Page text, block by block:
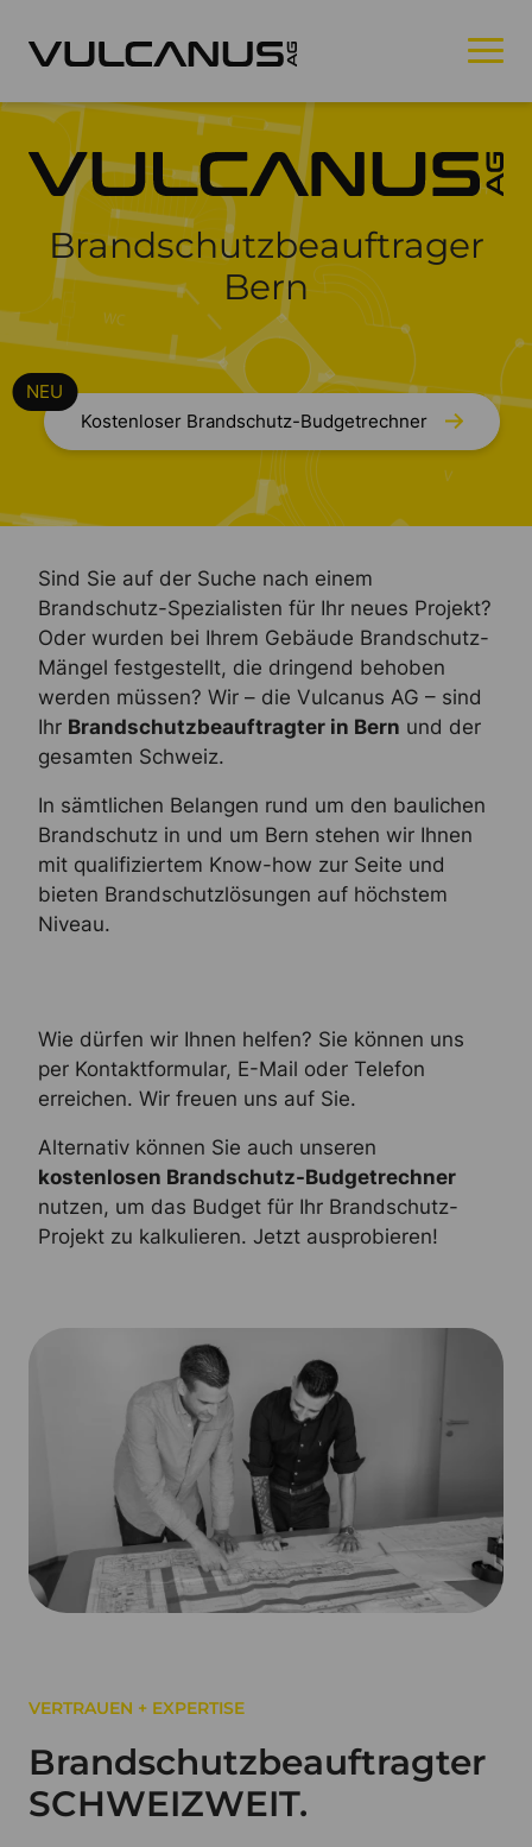
Brandschutzbeauftrager
Bern
Kostenloser Brandschutz-Budgetrechner
Sind Sie auf der Suche nach einem
Brandschutz-Spezialisten für Ihr neues Projekt?
Oder wurden bei Ihrem Gebäude Brandschutz-
Mängel festgestellt, die dringend behoben
werden müssen? Wir – die Vulcanus AG – sind
Ihr Brandschutzbeauftragter in Bern und der
gesamten Schweiz.
In sämtlichen Belangen rund um den baulichen
Brandschutz in und um Bern stehen wir Ihnen
mit qualifiziertem Know-how zur Seite und
bieten Brandschutzlösungen auf höchstem
Niveau.
Wie dürfen wir Ihnen helfen? Sie können uns
per Kontaktformular, E-Mail oder Telefon
erreichen. Wir freuen uns auf Sie.
Alternativ können Sie auch unseren
kostenlosen Brandschutz-Budgetrechner
nutzen, um das Budget für Ihr Brandschutz-
Projekt zu kalkulieren. Jetzt ausprobieren!
VERTRAUEN + EXPERTISE
Brandschutzbeauftragter
SCHWEIZWEIT.